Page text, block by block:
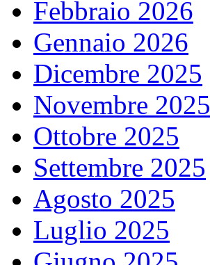
Febbraio 2026
Gennaio 2026
Dicembre 2025
Novembre 2025
Ottobre 2025
Settembre 2025
Agosto 2025
Luglio 2025